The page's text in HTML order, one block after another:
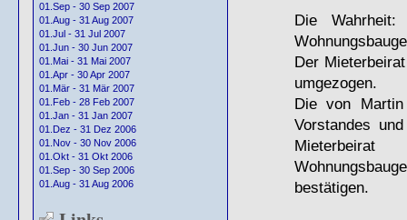
01.Sep - 30 Sep 2007
01.Aug - 31 Aug 2007
01.Jul - 31 Jul 2007
01.Jun - 30 Jun 2007
01.Mai - 31 Mai 2007
01.Apr - 30 Apr 2007
01.Mär - 31 Mär 2007
01.Feb - 28 Feb 2007
01.Jan - 31 Jan 2007
01.Dez - 31 Dez 2006
01.Nov - 30 Nov 2006
01.Okt - 31 Okt 2006
01.Sep - 30 Sep 2006
01.Aug - 31 Aug 2006
Die
Der
umgezogen.
Die von
Vorstandes
bestätigen.